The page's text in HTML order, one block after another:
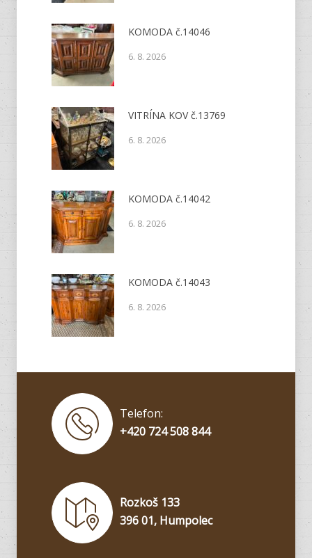
KOMODA č.14046
6. 8. 2026
VITRÍNA KOV č.13769
6. 8. 2026
KOMODA č.14042
6. 8. 2026
KOMODA č.14043
6. 8. 2026
Telefon:
+420 724 508 844
Rozkoš 133
396 01, Humpolec